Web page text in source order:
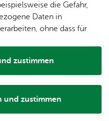
Ort
die Gefahr,
Daten in
ohne dass für
und zustimmen
zustimmen